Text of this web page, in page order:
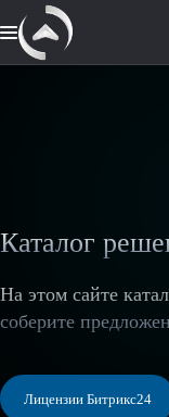
Каталог
На этом сайте
соберите
Лицензии Битрикс24